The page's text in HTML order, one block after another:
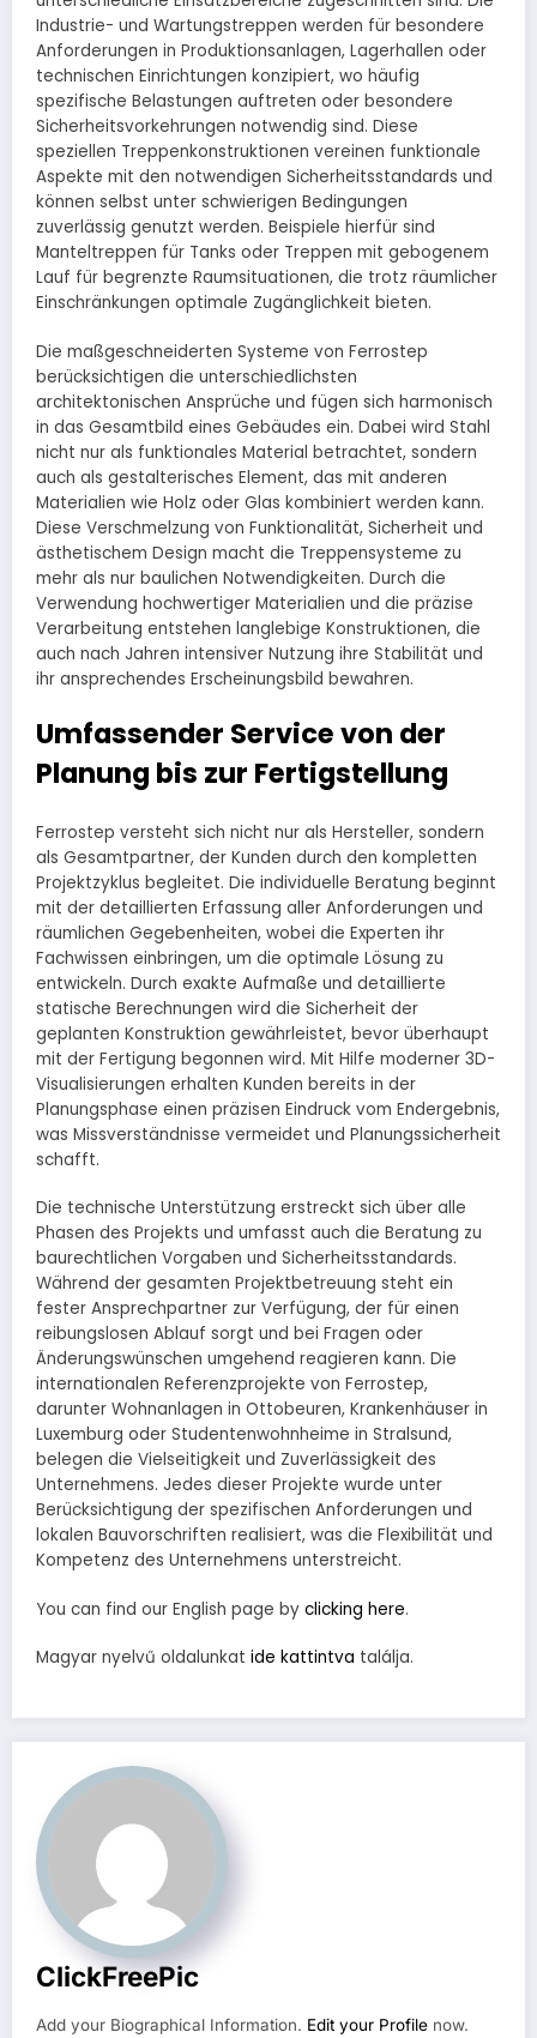
Industrie- und Wartungstreppen werden für besondere
Anforderungen in Produktionsanlagen, Lagerhallen oder
technischen Einrichtungen konzipiert, wo häufig
spezifische Belastungen auftreten oder besondere
Sicherheitsvorkehrungen notwendig sind. Diese
speziellen Treppenkonstruktionen vereinen funktionale
Aspekte mit den notwendigen Sicherheitsstandards und
können selbst unter schwierigen Bedingungen
zuverlässig genutzt werden. Beispiele hierfür sind
Manteltreppen für Tanks oder Treppen mit gebogenem
Lauf für begrenzte Raumsituationen, die trotz räumlicher
Einschränkungen optimale Zugänglichkeit bieten.
Die maßgeschneiderten Systeme von Ferrostep
berücksichtigen die unterschiedlichsten
architektonischen Ansprüche und fügen sich harmonisch
in das Gesamtbild eines Gebäudes ein. Dabei wird Stahl
nicht nur als funktionales Material betrachtet, sondern
auch als gestalterisches Element, das mit anderen
Materialien wie Holz oder Glas kombiniert werden kann.
Diese Verschmelzung von Funktionalität, Sicherheit und
ästhetischem Design macht die Treppensysteme zu
mehr als nur baulichen Notwendigkeiten. Durch die
Verwendung hochwertiger Materialien und die präzise
Verarbeitung entstehen langlebige Konstruktionen, die
auch nach Jahren intensiver Nutzung ihre Stabilität und
ihr ansprechendes Erscheinungsbild bewahren.
Umfassender Service von der
Planung bis zur Fertigstellung
Ferrostep versteht sich nicht nur als Hersteller, sondern
als Gesamtpartner, der Kunden durch den kompletten
Projektzyklus begleitet. Die individuelle Beratung beginnt
mit der detaillierten Erfassung aller Anforderungen und
räumlichen Gegebenheiten, wobei die Experten ihr
Fachwissen einbringen, um die optimale Lösung zu
entwickeln. Durch exakte Aufmaße und detaillierte
statische Berechnungen wird die Sicherheit der
geplanten Konstruktion gewährleistet, bevor überhaupt
mit der Fertigung begonnen wird. Mit Hilfe moderner 3D-
Visualisierungen erhalten Kunden bereits in der
Planungsphase einen präzisen Eindruck vom Endergebnis,
was Missverständnisse vermeidet und Planungssicherheit
schafft.
Die technische Unterstützung erstreckt sich über alle
Phasen des Projekts und umfasst auch die Beratung zu
baurechtlichen Vorgaben und Sicherheitsstandards.
Während der gesamten Projektbetreuung steht ein
fester Ansprechpartner zur Verfügung, der für einen
reibungslosen Ablauf sorgt und bei Fragen oder
Änderungswünschen umgehend reagieren kann. Die
internationalen Referenzprojekte von Ferrostep,
darunter Wohnanlagen in Ottobeuren, Krankenhäuser in
Luxemburg oder Studentenwohnheime in Stralsund,
belegen die Vielseitigkeit und Zuverlässigkeit des
Unternehmens. Jedes dieser Projekte wurde unter
Berücksichtigung der spezifischen Anforderungen und
lokalen Bauvorschriften realisiert, was die Flexibilität und
Kompetenz des Unternehmens unterstreicht.
You can find our English page by clicking here.
Magyar nyelvű oldalunkat ide kattintva találja.
ClickFreePic
Add your Biographical Information. Edit your Profile now.